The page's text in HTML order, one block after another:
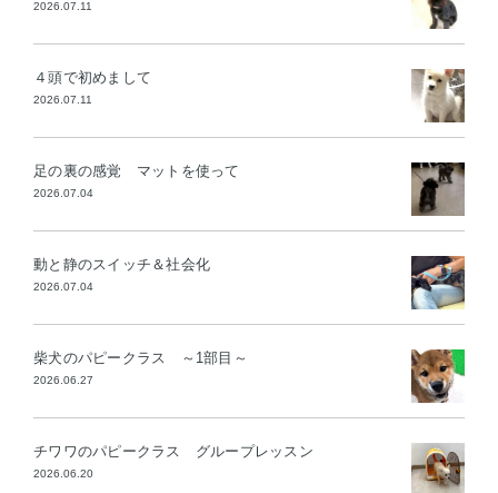
2026.07.11
４頭で初めまして
2026.07.11
足の裏の感覚 マットを使って
2026.07.04
動と静のスイッチ＆社会化
2026.07.04
柴犬のパピークラス ～1部目～
2026.06.27
チワワのパピークラス グループレッスン
2026.06.20